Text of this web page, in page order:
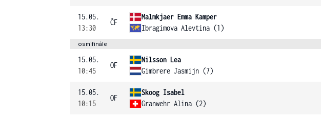
15.05.
13:30
ČF
Malmkjaer Emma Kamper
Ibragimova Alevtina (1)
osmifinále
15.05.
10:45
OF
Nilsson Lea
Gimbrere Jasmijn (7)
15.05.
10:15
OF
Skoog Isabel
Granwehr Alina (2)